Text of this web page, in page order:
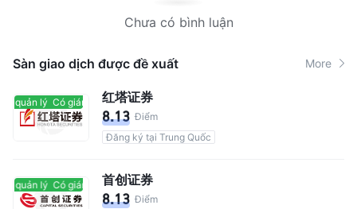
Chưa có bình luận
Sàn giao dịch được đề xuất More
quản lý Có giám sát quản lý
红塔证券
8.13 Điểm
Đăng ký tại Trung Quốc
quản lý Có giám sát quản lý
首创证券
8.13 Điểm